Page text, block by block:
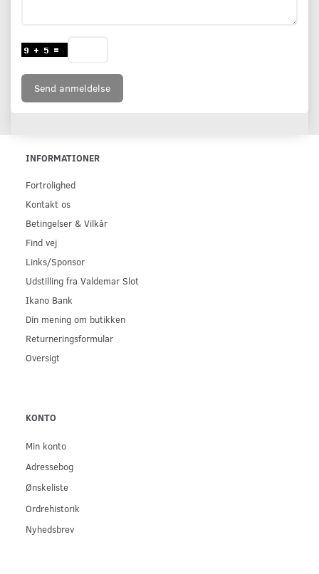
Send anmeldelse
INFORMATIONER
Fortrolighed
Kontakt os
Betingelser & Vilkår
Find vej
Links/Sponsor
Udstilling fra Valdemar Slot
Ikano Bank
Din mening om butikken
Returneringsformular
Oversigt
KONTO
Min konto
Adressebog
Ønskeliste
Ordrehistorik
Nyhedsbrev